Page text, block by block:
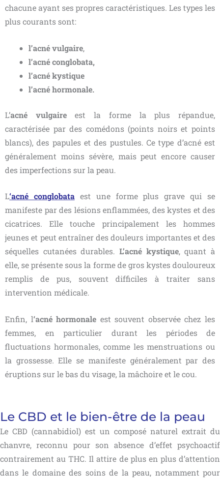
chacune ayant ses propres caractéristiques. Les types les
plus courants sont:
l’acné vulgaire,
l’acné conglobata,
l’acné kystique
l’acné hormonale.
L’acné vulgaireest la forme la plus répandue,
caractérisée par des comédons (points noirs et points
blancs), des papules et des pustules. Ce type d’acné est
généralement moins sévère, mais peut encore causer
des imperfections sur la peau.
L‘acné conglobataest une forme plus grave qui se
manifeste par des lésions enflammées, des kystes et des
cicatrices. Elle touche principalement les hommes
jeunes et peut entraîner des douleurs importantes et des
séquelles cutanées durables. L’acné kystique, quant à
elle, se présente sous la forme de gros kystes douloureux
remplis de pus, souvent difficiles à traiter sans
intervention médicale.
Enfin, l‘acné hormonale est souvent observée chez les
femmes, en particulier durant les périodes de
fluctuations hormonales, comme les menstruations ou
la grossesse. Elle se manifeste généralement par des
éruptions sur le bas du visage, la mâchoire et le cou.
Le CBD et le bien-être de la peau
Le CBD (cannabidiol) est un composé naturel extrait du
chanvre, reconnu pour son absence d’effet psychoactif
contrairement au THC. Il attire de plus en plus d’attention
dans le domaine des soins de la peau, notamment pour